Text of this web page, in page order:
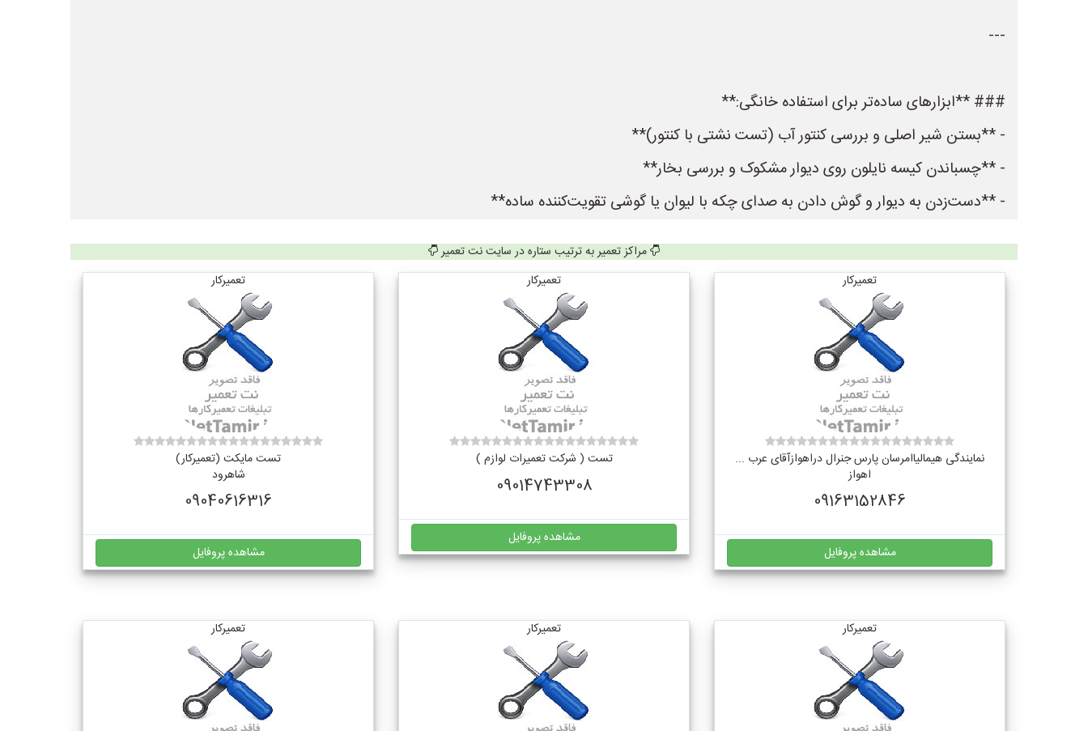
---
### **ابزارهای ساده‌تر برای استفاده خانگی:**
- **بستن شیر اصلی و بررسی کنتور آب (تست نشتی با کنتور)**
- **چسباندن کیسه نایلون روی دیوار مشکوک و بررسی بخار**
- **دست‌زدن به دیوار و گوش دادن به صدای چکه با لیوان یا گوشی تقویت‌کننده ساده**
مراکز تعمیر به ترتیب ستاره در سایت نت تعمیر
تعمیرکار
نمایندگی هیمالیاامرسان پارس جنرال دراهوازآقای عرب ...
اهواز
09163152846
مشاهده پروفایل
تعمیرکار
تست ( شرکت تعمیرات لوازم )
09014743308
مشاهده پروفایل
تعمیرکار
تست مایکت (تعمیرکار)
شاهرود
09040616316
مشاهده پروفایل
تعمیرکار تعمیرکار تعمیرکار